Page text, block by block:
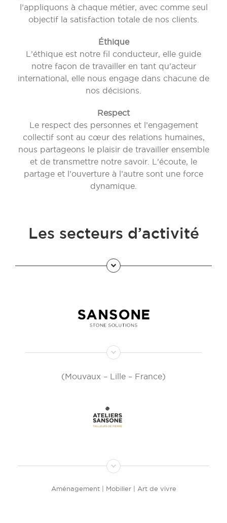
l’appliquons à chaque métier, avec comme seul
objectif la satisfaction totale de nos clients.
Éthique
L’éthique est notre fil conducteur, elle guide
notre façon de travailler en tant qu’acteur
international, elle nous engage dans chacune de
nos décisions.
Respect
Le respect des personnes et l’engagement
collectif sont au cœur des relations humaines,
nous partageons le plaisir de travailler ensemble
et de transmettre notre savoir. L’écoute, le
partage et l’ouverture à l’autre sont une force
dynamique.
Les secteurs d’activité
(Mouvaux – Lille – France)
Aménagement | Mobilier | Art de vivre